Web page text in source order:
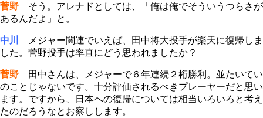
菅野 そう。アレナドとしては、「俺は俺でそういうつらさが
あるんだよ」と。
中川
メジャー関連でいえば、田中将大投手が楽天に復帰しま
した。菅野投手は率直にどう思われましたか？
菅野 田中さんは、メジャーで６年連続２桁勝利。並たいてい
のことじゃないです。十分評価されるべきプレーヤーだと思い
ます。ですから、日本への復帰については相当いろいろと考え
たのだろうなとお察しします。